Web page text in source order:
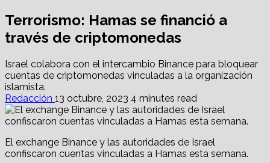
Terrorismo: Hamas se financió a
través de criptomonedas
Israel colabora con el intercambio Binance para bloquear
cuentas de criptomonedas vinculadas a la organización
islamista.
Redacción 13 octubre, 2023 4 minutes read
El exchange Binance y las autoridades de Israel
confiscaron cuentas vinculadas a Hamas esta semana.